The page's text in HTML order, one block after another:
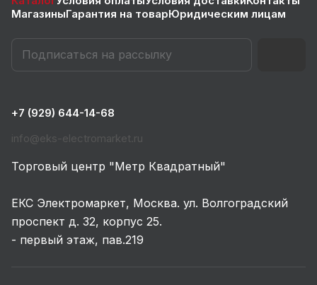
МагазиныГарантия на товарЮридическим лицам
+7 (929) 644-14-68
info@eks-electromarket.ru
Торговый центр "Метр Квадратный"
ЕКС Электромаркет, Москва. ул. Волгоградский
проспект д. 32, корпус 25.
- первый этаж, пав.219